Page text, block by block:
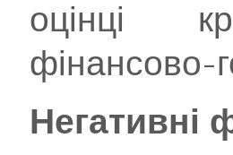
оцінці
фінансово-
Негативні